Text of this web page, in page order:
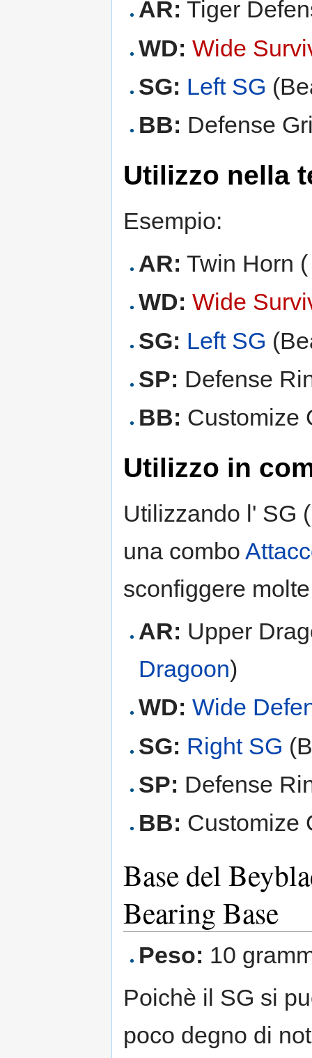
AR: Tiger
WD: Wide
SG: Left SG
BB: Defense
Utilizzo nella
Esempio:
AR: Twin Horn (
WD: Wide
SG: Left SG
SP: Defense
BB: Customize
Utilizzo in
Utilizzando l' SG
una combo
sconfiggere
AR: Upper
Dragoon)
WD: Wide
SG: Right SG
SP: Defense
BB: Customize
Base del
Bearing Base
Peso: 10
Poichè il SG si
poco degno di